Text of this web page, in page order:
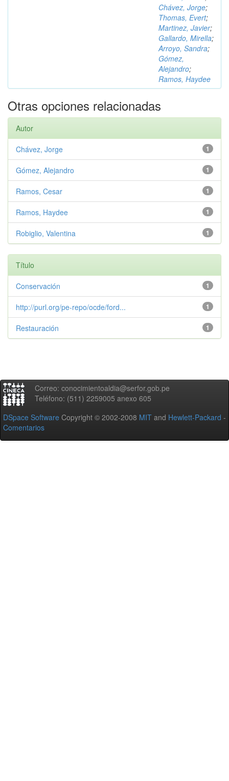
Chávez, Jorge;
Thomas, Evert;
Martinez, Javier;
Gallardo, Mirella;
Arroyo, Sandra;
Gómez,
Alejandro;
Ramos, Haydee
Otras opciones relacionadas
Autor
1
Chávez, Jorge
1
Gómez, Alejandro
1
Ramos, Cesar
1
Ramos, Haydee
1
Robiglio, Valentina
Título
1
Conservación
1
http://purl.org/pe-repo/ocde/ford...
1
Restauración
Correo: conocimientoaldia@serfor.gob.pe
Teléfono: (511) 2259005 anexo 605
DSpace Software Copyright © 2002-2008 MIT and Hewlett-Packard -
Comentarios